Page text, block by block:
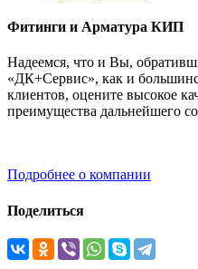
Фитинги и Арматура КИП
Надеемся, что и Вы,
«ДК+Сервис», как и
клиентов, оцените высокое
преимущества дальнейшего
Подробнее о компании
Поделиться